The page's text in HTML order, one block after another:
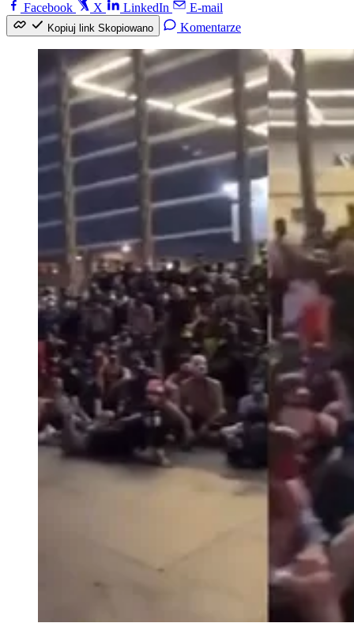
Facebook
X LinkedIn E-mail
Kopiuj link Skopiowano Komentarze